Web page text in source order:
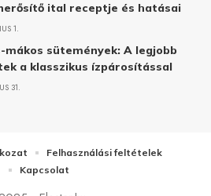
ital receptje és hatásai
1.
mákos sütemények: A legjobb
a klasszikus ízpárosítással
31.
Felhasználási feltételek
Kapcsolat